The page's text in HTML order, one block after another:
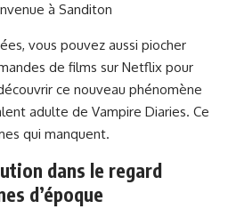
à Sanditon
vous pouvez aussi piocher
de films sur Netflix pour
ce nouveau phénomène
adulte de Vampire Diaries. Ce
qui manquent.
dans le regard
d’époque